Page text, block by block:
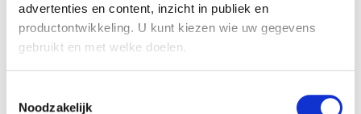
advertenties en content, inzicht in publiek en
productontwikkeling. U kunt kiezen wie uw gegevens
gebruikt en met welke doelen.
Informatie verzamelen over uw geografische
Noodzakelijk